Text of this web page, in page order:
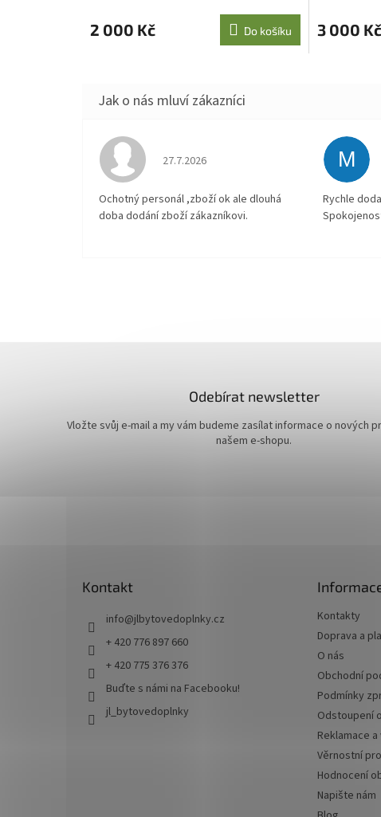
2 000 Kč Do košíku 3 000 Kč
Hodnocení obchodu je 4 z 5 hvězdiček.
27.7.2026
Ochotný personál ,zboží ok ale dlouhá
doba dodání zboží zákazníkovi.
M
Rychle
Odebírat newsletter
Vložte svůj e-mail a my vám budeme zasílat informace o nových
našem e-shopu.
Kontakt
info@jlbytovedoplnky.cz
+ 420 776 897 660
+ 420 775 376 376
Buďte s námi na Facebooku!
jl_bytovedoplnky
Kontakty
Doprava a
O nás
Obchodní
Podmínky
Odstoupení
Reklamace
Věrnostní
Hodnocení
Napište nám